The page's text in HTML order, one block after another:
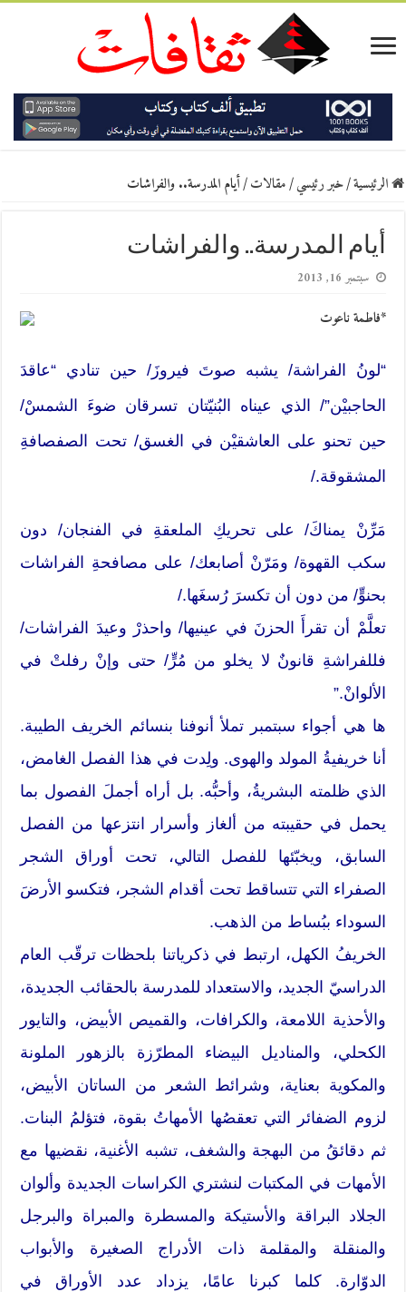
الرئيسية/خبر رئيسي/مقالات/أيام المدرسة.. والفراشات
أيام المدرسة.. والفراشات
سبتمبر 16, 2013
*فاطمة ناعوت
“لونُ الفراشة/ يشبه صوتَ فيروزَ/ حين تنادي “عاقدَ
الحاجبيْن”/ الذي عيناه البُنيّتان تسرقان ضوءَ الشمسْ/
حين تحنو على العاشقيْن في الغسق/ تحت الصفصافةِ
المشقوقة./
مَرِّنْ يمناكَ/ على تحريكِ الملعقةِ في الفنجان/ دون
سكب القهوة/ ومَرّنْ أصابعك/ على مصافحةِ الفراشات
بحنوٍّ/ من دون أن تكسرَ رُسغَها./
تعلَّمْ أن تقرأَ الحزنَ في عينيها/ واحذرْ وعيدَ الفراشات/
فللفراشةِ قانونٌ لا يخلو من مُرٍّ/ حتى وإنْ رفلتْ في
الألوانْ.”
ها هي أجواء سبتمبر تملأ أنوفنا بنسائم الخريف الطيبة.
أنا خريفيةُ المولد والهوى. ولِدت في هذا الفصل الغامض،
الذي ظلمته البشريةُ، وأحبُّه. بل أراه أجملَ الفصول بما
يحمل في حقيبته من ألغاز وأسرار انتزعها من الفصل
السابق، ويخبّئها للفصل التالي، تحت أوراق الشجر
الصفراء التي تتساقط تحت أقدام الشجر، فتكسو الأرضَ
السوداء ببُساط من الذهب.
الخريفُ الكهل، ارتبط في ذكرياتنا بلحظات ترقّب العام
الدراسيّ الجديد، والاستعداد للمدرسة بالحقائب الجديدة،
والأحذية اللامعة، والكرافات، والقميص الأبيض، والتايور
الكحلي، والمناديل البيضاء المطرّزة بالزهور الملونة
والمكوية بعناية، وشرائط الشعر من الساتان الأبيض،
لزوم الضفائر التي تعقصُها الأمهاتُ بقوة، فتؤلمُ البنات.
ثم دقائقُ من البهجة والشغف، تشبه الأغنية، نقضيها مع
الأمهات في المكتبات لنشتري الكراسات الجديدة وألوان
الجلاد البراقة والأستيكة والمسطرة والمبراة والبرجل
والمنقلة والمقلمة ذات الأدراج الصغيرة والأبواب
الدوّارة. كلما كبرنا عامًا، يزداد عدد الأوراق في